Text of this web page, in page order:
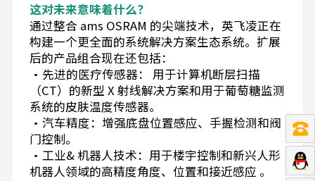
这对未来意味着什么？
通过整合 ams OSRAM 的尖端技术，英飞凌正在
构建一个更全面的系统解决方案生态系统。扩展
后的产品组合现在还包括：
•先进的医疗传感器： 用于计算机断层扫描
（CT）的新型 X 射线解决方案和用于葡萄糖监测
系统的皮肤温度传感器。
•汽车精度：增强底盘位置感应、手握检测和阀
门控制。
•工业& 机器人技术：用于楼宇控制和新兴人形
机器人领域的高精度角度、位置和接近感应 。